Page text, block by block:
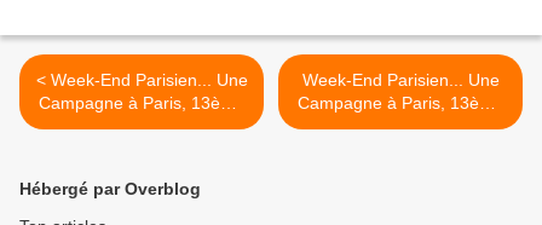
< Week-End Parisien... Une
Campagne à Paris, 13ème
arrondissement (1)
Week-End Parisien... Une
Campagne à Paris, 13ème
arrondissement (2) >
Hébergé par Overblog